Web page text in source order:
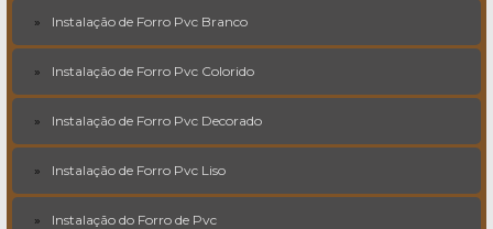
Instalação de Forro Pvc Branco
Instalação de Forro Pvc Colorido
Instalação de Forro Pvc Decorado
Instalação de Forro Pvc Liso
Instalação do Forro de Pvc